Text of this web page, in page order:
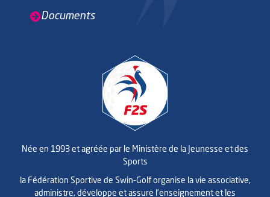
Documents
Née en 1993 et agréée par le Ministère de la Jeunesse et des
Sports
la Fédération Sportive de Swin-Golf organise la vie associative,
administre, développe et assure l’enseignement et les